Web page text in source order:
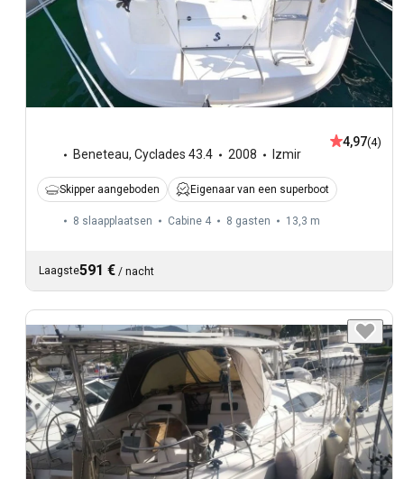
Beneteau, Cyclades 43.4 2008 Izmir
4,97(4)
Skipper aangeboden Eigenaar van een superboot
8 slaapplaatsen Cabine 4 8 gasten 13,3 m
Laagste591 € / nacht